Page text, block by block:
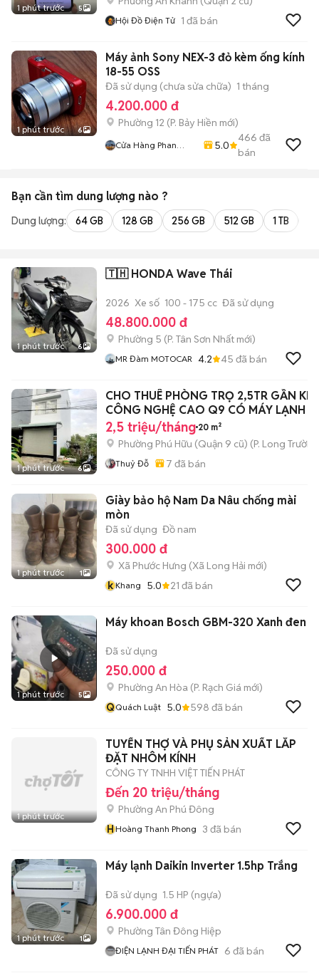
1 phút trước 5
Hội Đồ Điện Tử 1 đã bán
1 phút trước 6
Máy ảnh Sony NEX-3 đỏ kèm ống kính
18-55 OSS
Đã sử dụng (chưa sửa chữa) 1 tháng
4.200.000 đ
Phường 12 (P. Bảy Hiền mới)
Cửa Hàng Phan
5.0
466 đã
bán
Bạn cần tìm dung lượng nào ?
Dung lượng: 64 GB 128 GB 256 GB 512 GB 1 TB
1 phút trước 6
🇹🇭 HONDA Wave Thái
2026 Xe số 100 - 175 cc Đã sử dụng
48.800.000 đ
Phường 5 (P. Tân Sơn Nhất mới)
MR Đàm MOTOCAR 4.2 45 đã bán
1 phút trước 6
CHO THUÊ PHÒNG TRỌ 2,5TR GẦN
CÔNG NGHỆ CAO Q9 CÓ MÁY LẠNH
2,5 triệu/tháng 20 m²
Phường Phú Hữu (Quận 9 cũ) (P. Long Trường
Thuỷ Đỗ 7 đã bán
1 phút trước 1
Giày bảo hộ Nam Da Nâu chống mài
mòn
Đã sử dụng Đồ nam
300.000 đ
Xã Phước Hưng (Xã Long Hải mới)
k Khang 5.0 21 đã bán
1 phút trước 5
Máy khoan Bosch GBM-320 Xanh đen
Đã sử dụng
250.000 đ
Phường An Hòa (P. Rạch Giá mới)
QQuách Luật 5.0 598 đã bán
1 phút trước
TUYỂN THỢ VÀ PHỤ SẢN XUẤT LẮP
ĐẶT NHÔM KÍNH
CÔNG TY TNHH VIỆT TIẾN PHÁT
Đến 20 triệu/tháng
Phường An Phú Đông
HHoàng Thanh Phong 3 đã bán
1 phút trước 1
Máy lạnh Daikin Inverter 1.5hp Trắng
Đã sử dụng 1.5 HP (ngựa)
6.900.000 đ
Phường Tân Đông Hiệp
ĐIỆN LẠNH ĐẠI TIẾN PHÁT 6 đã bán